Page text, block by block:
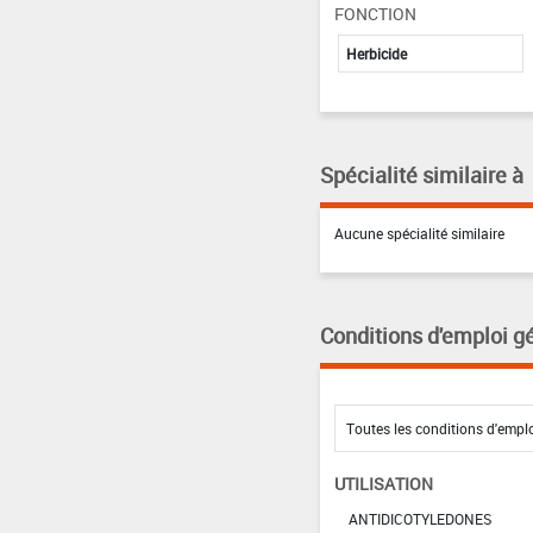
FONCTION
Herbicide
Spécialité similaire à
Aucune spécialité similaire
Conditions d'emploi
UTILISATION
ANTIDICOTYLEDONES